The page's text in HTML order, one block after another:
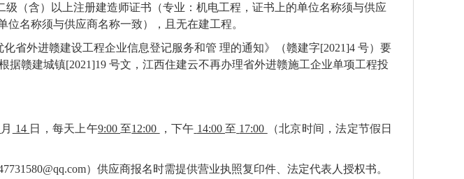
级（含）以上注册建造师证书（专业：机电工程，证书上的单位名称须与供应
名称须与供应商名称一致），且无在建工程。
省外进赣建设工程企业信息登记服务和管 理的通知》（赣建字[2021]4 号）要
据赣建城镇[2021]19 号文，江西住建云不再办理省外进赣施工企业单项工程投
月 14 日，每天上午9:00至12:00 ，下午 14:00 至 17:00
（北京时间，法定节假日
@qq.com）供应商报名时需提供营业执照复印件、 法定代表人授权书。